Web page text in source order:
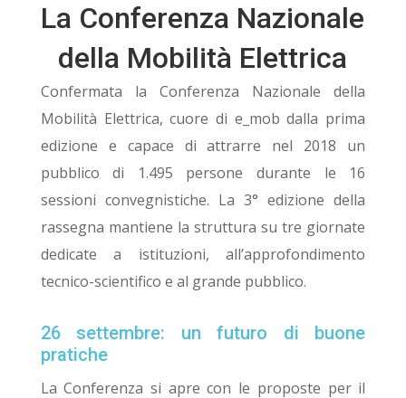
La Conferenza Nazionale
della Mobilità Elettrica
Confermata la Conferenza Nazionale della
Mobilità Elettrica, cuore di e_mob dalla prima
edizione e capace di attrarre nel 2018 un
pubblico di 1.495 persone durante le 16
sessioni convegnistiche. La 3° edizione della
rassegna mantiene la struttura su tre giornate
dedicate a istituzioni, all’approfondimento
tecnico-scientifico e al grande pubblico.
26 settembre: un futuro di buone
pratiche
La Conferenza si apre con le proposte per il